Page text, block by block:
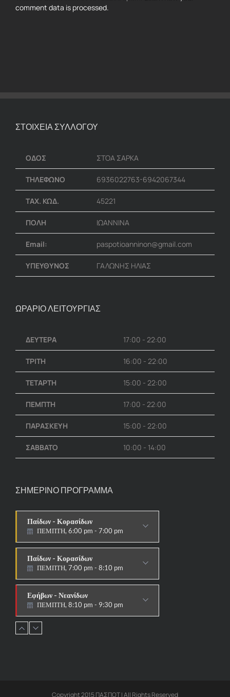
comment data is processed.
ΣΤΟΙΧΕΙΑ ΣΥΛΛΟΓΟΥ
ΟΔΟΣ ΣΤΟΑ ΣΑΡΚΑ
ΤΗΛΕΦΩΝΟ 6936022763-6942067344
ΤΑΧ. ΚΩΔ. 45221
ΠΟΛΗ ΙΩΑΝΝΙΝΑ
Email: paspotioanninon@gmail.com
ΥΠΕΥΘΥΝΟΣ ΓΑΛΩΝΗΣ ΗΛΙΑΣ
ΩΡΑΡΙΟ ΛΕΙΤΟΥΡΓΙΑΣ
ΔΕΥΤΕΡΑ 17:00 - 22:00
ΤΡΙΤΗ 16:00 - 22:00
ΤΕΤΑΡΤΗ 15:00 - 22:00
ΠΕΜΠΤΗ 17:00 - 22:00
ΠΑΡΑΣΚΕΥΗ 15:00 - 22:00
ΣΑΒΒΑΤΟ 10:00 - 14:00
ΣΗΜΕΡΙΝΟ ΠΡΟΓΡΑΜΜΑ
Παίδων - Κορασίδων
ΠΕΜΠΤΗ, 6:00 pm - 7:00 pm
ΣΤΟΧΟΙ-ΑΣΠΙΔΕΣ
Παίδων - Κορασίδων
ΠΕΜΠΤΗ, 7:00 pm - 8:10 pm
ΠΑΡΑΔΟΣΙΑΚΟ
Εφήβων - Νεανίδων
ΠΕΜΠΤΗ, 8:10 pm - 9:30 pm
ΠΑΡΑΔΟΣΙΑΚΟ HAPKIDO &
ΑΥΤΟΑΜΥΝΑ
Ανδρών - Γυναικών
Copyright 2015 ΠΑΣΠΟΤ | All Rights Reserved